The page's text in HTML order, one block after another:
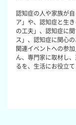
認知症の人や家族が
ア」や、認知症と生
の工夫」、認知症に
ス」、認知症に関心
関連イベントへの参
ん、専門家に取材し
るを、生活にお役立て